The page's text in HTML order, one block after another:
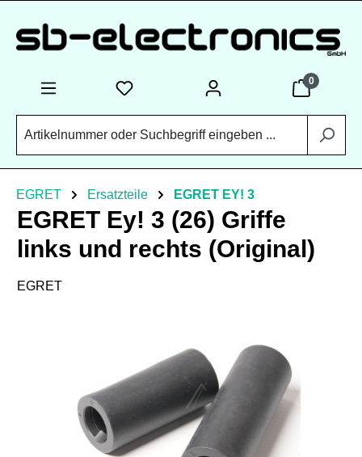
0
EGRET Ersatzteile EGRET EY! 3
EGRET Ey! 3 (26) Griffe
links und rechts (Original)
EGRET